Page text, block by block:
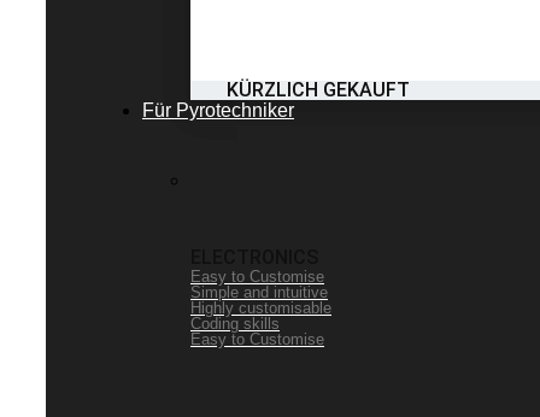
KÜRZLICH GEKAUFT
Für Pyrotechniker
Easy to Customise
Simple and intuitive
Highly customisable
Coding skills
Easy to Customise